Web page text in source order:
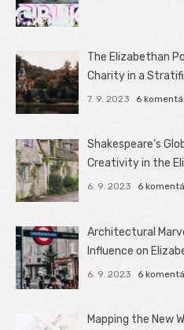
The Elizabethan
Charity in a
7. 9. 2023 6
Shakespeare’s
Creativity in the
6. 9. 2023 6
Architectural
Influence on
6. 9. 2023 6
Mapping the New